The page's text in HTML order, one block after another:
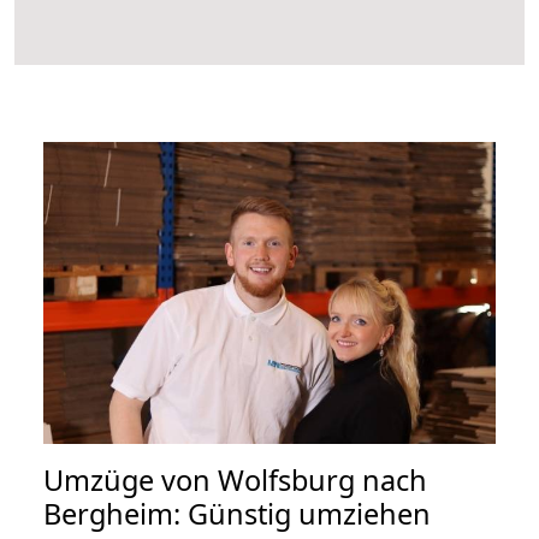
Umzüge von Wolfsburg nach
Bergheim: Günstig umziehen